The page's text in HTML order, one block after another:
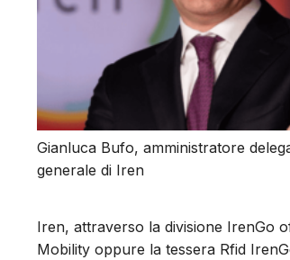
Gianluca Bufo, amministratore
generale di Iren
Iren, attraverso la divisione IrenGo
Mobility oppure la tessera Rfid